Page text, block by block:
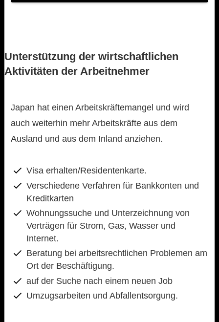
Unterstützung der wirtschaftlichen
Aktivitäten der Arbeitnehmer
Japan hat einen Arbeitskräftemangel und wird
auch weiterhin mehr Arbeitskräfte aus dem
Ausland und aus dem Inland anziehen.
Visa erhalten/Residentenkarte.
Verschiedene Verfahren für Bankkonten und
Kreditkarten
Wohnungssuche und Unterzeichnung von
Verträgen für Strom, Gas, Wasser und
Internet.
Beratung bei arbeitsrechtlichen Problemen am
Ort der Beschäftigung.
auf der Suche nach einem neuen Job
Umzugsarbeiten und Abfallentsorgung.